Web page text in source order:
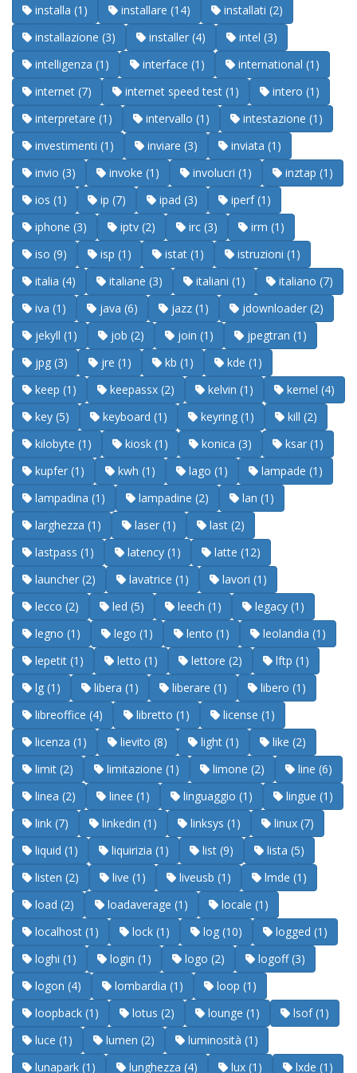
installa (1)
installare (14)
installati (2)
installazione (3)
installer (4)
intel (3)
intelligenza (1)
interface (1)
international (1)
internet (7)
internet speed test (1)
intero (1)
interpretare (1)
intervallo (1)
intestazione (1)
investimenti (1)
inviare (3)
inviata (1)
invio (3)
invoke (1) involucri (1)
inztap (1)
ios (1)
ip (7) ipad (3)
iperf (1)
iphone (3)
iptv (2) irc (3)
irm (1)
iso (9)
isp (1) istat (1)
istruzioni (1)
italia (4)
italiane (3) italiani (1)
italiano (7)
iva (1)
java (6) jazz (1)
jdownloader (2)
jekyll (1)
job (2) join (1)
jpegtran (1)
jpg (3)
jre (1) kb (1)
kde (1)
keep (1)
keepassx (2) kelvin (1)
kernel (4)
key (5)
keyboard (1) keyring (1)
kill (2)
kilobyte (1)
kiosk (1) konica (3)
ksar (1)
kupfer (1)
kwh (1) lago (1)
lampade (1)
lampadina (1)
lampadine (2)
lan (1)
larghezza (1)
laser (1)
last (2)
lastpass (1)
latency (1)
latte (12)
launcher (2)
lavatrice (1)
lavori (1)
lecco (2)
led (5) leech (1)
legacy (1)
legno (1)
lego (1) lento (1)
leolandia (1)
lepetit (1)
letto (1) lettore (2)
lftp (1)
lg (1)
libera (1) liberare (1)
libero (1)
libreoffice (4)
libretto (1)
license (1)
licenza (1)
lievito (8) light (1)
like (2)
limit (2)
limitazione (1) limone (2)
line (6)
linea (2)
linee (1) linguaggio (1)
lingue (1)
link (7)
linkedin (1) linksys (1)
linux (7)
liquid (1)
liquirizia (1) list (9)
lista (5)
listen (2)
live (1) liveusb (1)
lmde (1)
load (2)
loadaverage (1)
locale (1)
localhost (1)
lock (1) log (10)
logged (1)
loghi (1)
login (1) logo (2)
logoff (3)
logon (4)
lombardia (1)
loop (1)
loopback (1)
lotus (2) lounge (1)
lsof (1)
luce (1)
lumen (2)
luminosità (1)
lunapark (1)
lunghezza (4) lux (1) lxde (1)